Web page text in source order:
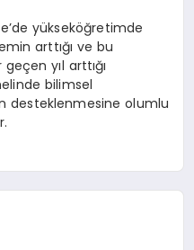
yükseköğretimde
arttığı ve bu
yıl arttığı
bilimsel
desteklenmesine olumlu